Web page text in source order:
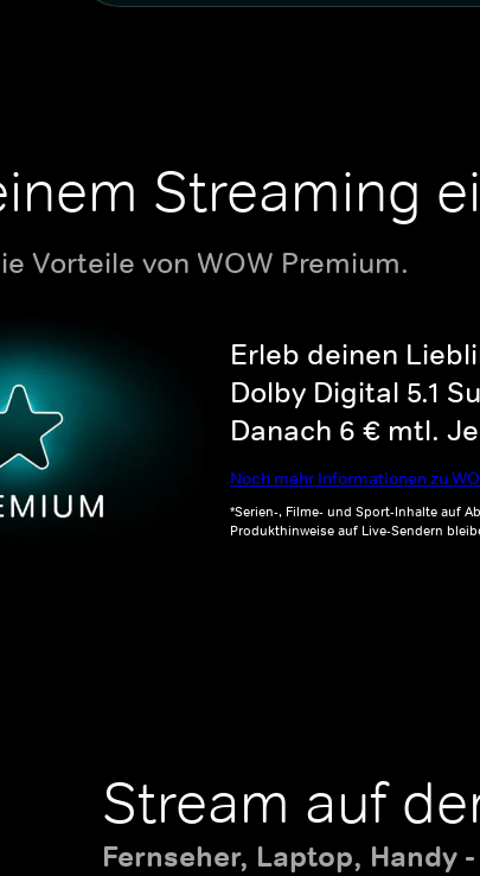
Streaming
Vorteile von WOW Premium.
Erleb deinen
Dolby Digital 5.1
Danach 6 € mtl.
Noch mehr Informationen zu
*Serien-, Filme- und Sport-Inhalte auf
Produkthinweise auf Live-Sendern
Stream auf
Fernseher, Laptop, Handy